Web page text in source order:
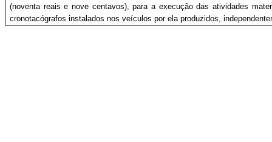
(noventa reais e nove centavos), para a execução das atividades
cronotacógrafos instalados nos veículos por ela produzidos,